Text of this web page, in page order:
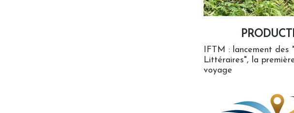
IFTM : lancement des
Littéraires", la
voyage